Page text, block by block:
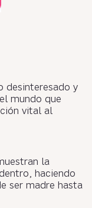
desinteresado y
mundo que
vital al
la
haciendo
ser madre hasta